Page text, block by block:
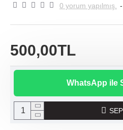
0 yorum yapılmış. -
500,00TL
WhatsApp ile